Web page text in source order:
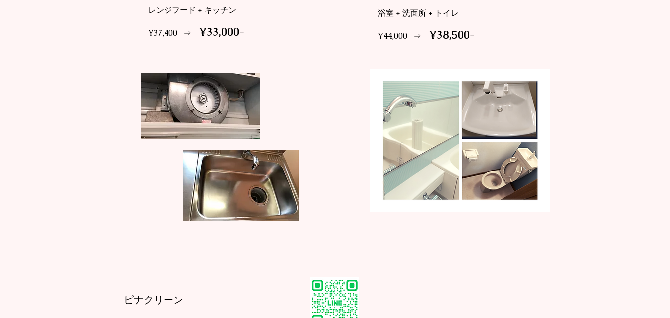
​レンジフード + キッチン
¥37,400- ⇒ ¥33,000-
浴室 + 洗面所 + トイレ
​¥44,000- ⇒ ¥38,500-
ピナクリーン